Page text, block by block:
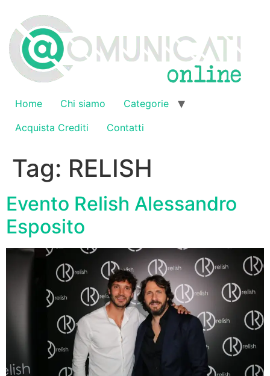
contenuto
Home Chi siamo
Categorie
Acquista Crediti
Contatti
Tag: RELISH
Evento Relish Alessandro
Esposito